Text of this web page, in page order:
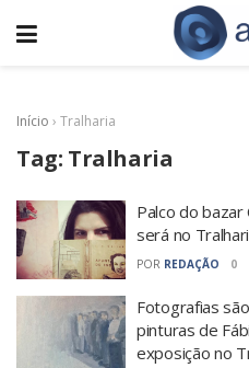
Início › Tralharia
Tag: Tralharia
Palco do bazar
será no
POR REDAÇÃO 0
Fotografias
pinturas de
exposição no